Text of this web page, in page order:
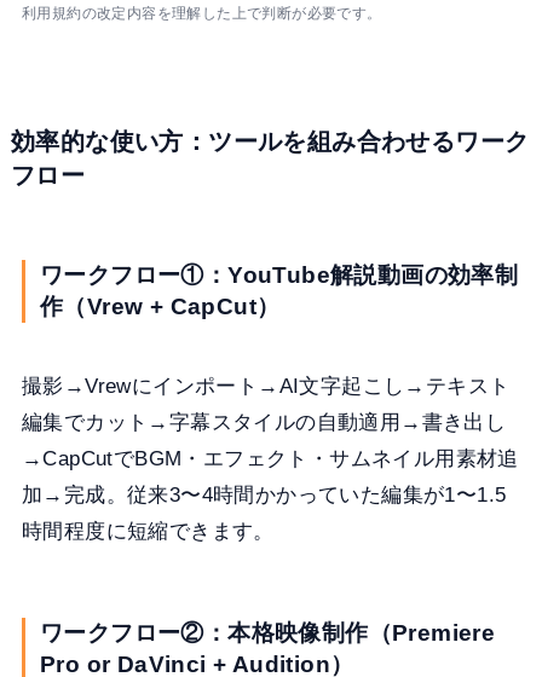
利用規約の改定内容を理解した上で判断が必要です。
効率的な使い方：ツールを組み合わせるワーク
フロー
ワークフロー①：YouTube解説動画の効率制
作（Vrew + CapCut）
撮影→Vrewにインポート→AI文字起こし→テキスト
編集でカット→字幕スタイルの自動適用→書き出し
→CapCutでBGM・エフェクト・サムネイル用素材追
加→完成。従来3〜4時間かかっていた編集が1〜1.5
時間程度に短縮できます。
ワークフロー②：本格映像制作（Premiere
Pro or DaVinci + Audition）